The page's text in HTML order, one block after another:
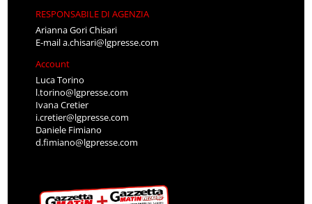
RESPONSABILE DI AGENZIA
Arianna Gori Chisari
E-maila.chisari@lgpresse.com
Account
Luca Torino
l.torino@lgpresse.com
Ivana Cretier
i.cretier@lgpresse.com
Daniele Fimiano
d.fimiano@lgpresse.com